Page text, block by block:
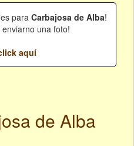
para Carbajosa de Alba!
enviarno una foto!
aquí
de Alba